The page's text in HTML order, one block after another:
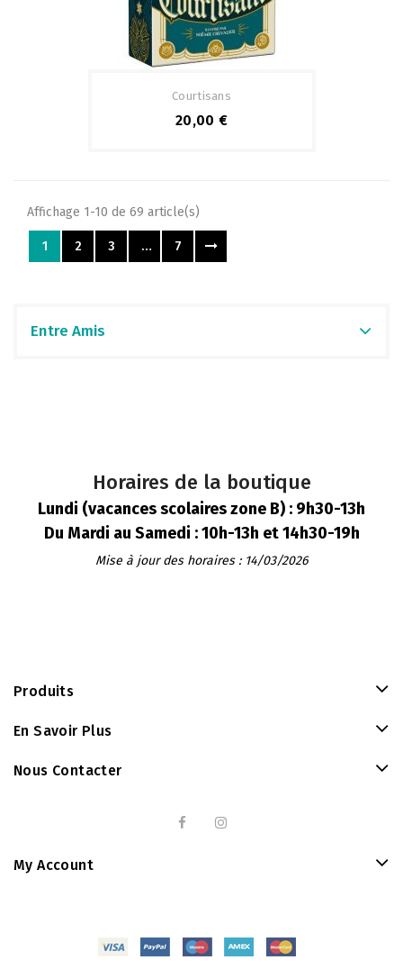
Courtisans
20,00 €
Affichage 1-10 de 69 article(s)
1 2 3 … 7
Entre Amis
Horaires de la boutique
Lundi (vacances scolaires zone B) : 9h30-13h
Du Mardi au Samedi : 10h-13h et 14h30-19h
Mise à jour des horaires : 14/03/2026
Produits
En Savoir Plus
Nous Contacter
My Account